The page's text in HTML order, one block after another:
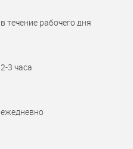
в течение рабочего дня
2-3 часа
ежедневно